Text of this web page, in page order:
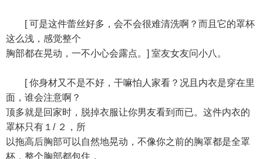
[ 可是这件蕾丝好多，会不会很难清洗啊？而且它的罩杯
这么浅，感觉整个
胸部都在晃动，一不小心会露点。] 室友女友问小八。
[ 你身材又不是不好，干嘛怕人家看？况且内衣是穿在里
面，谁会注意啊？
顶多就是回家时，脱掉衣服让你男友看到而已。这件内衣的
罩杯只有１/ ２，所
以拖高后胸部可以自然地晃动，不像你之前的胸罩都是全罩
杯，整个胸部都包住，